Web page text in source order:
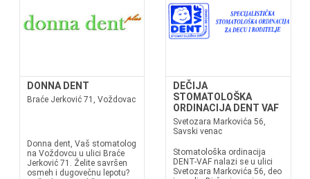
DONNA DENT
Braće Jerković 71, Voždovac
Donna dent, Vaš stomatolog
na Voždovcu u ulici Braće
Jerković 71. Želite savršen
osmeh i dugovečnu lepotu?
DEČIJA
STOMATOLOŠKA
ORDINACIJA DENT VAF
Svetozara Markovića 56,
Savski venac
Stomatološka ordinacija
DENT-VAF nalazi se u ulici
Svetozara Markovića 56, deo